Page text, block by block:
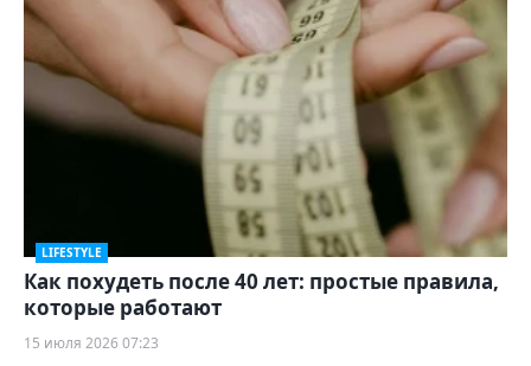
LIFESTYLE
Как похудеть после 40 лет: простые правила,
которые работают
15 июля 2026 07:23